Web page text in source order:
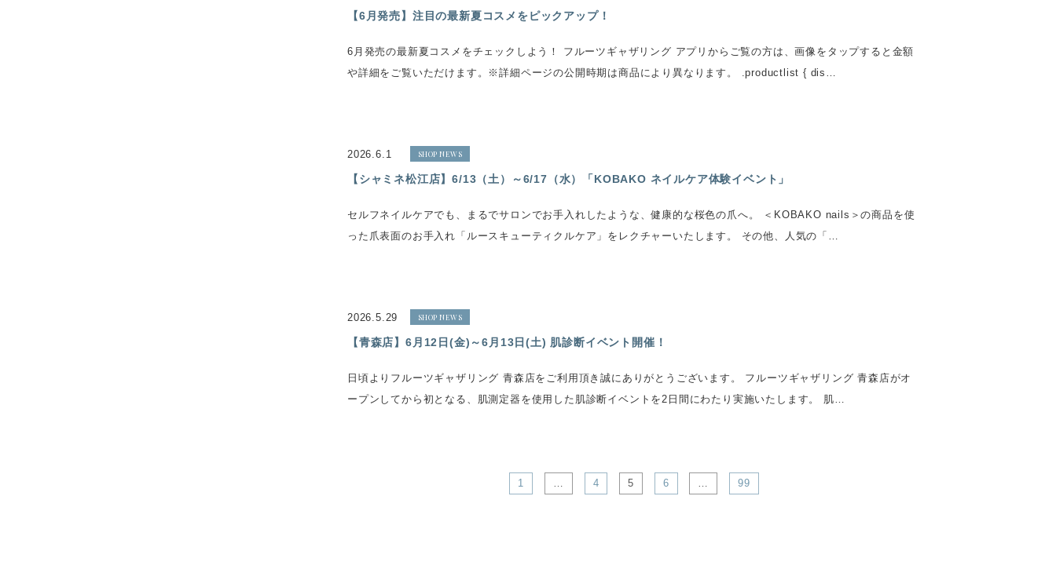
【6月発売】注目の最新夏コスメをピックアップ！
6月発売の最新夏コスメをチェックしよう！ フルーツギャザリング アプリからご覧の方は、画像をタップすると金額
や詳細をご覧いただけます。※詳細ページの公開時期は商品により異なります。 .productlist { dis…
2026.6.1 SHOP NEWS
【シャミネ松江店】6/13（土）～6/17（水）「KOBAKO ネイルケア体験イベント」
セルフネイルケアでも、まるでサロンでお手入れしたような、健康的な桜色の爪へ。 ＜KOBAKO nails＞の商品を使
った爪表面のお手入れ「ルースキューティクルケア」をレクチャーいたします。 その他、人気の「…
2026.5.29 SHOP NEWS
【青森店】6月12日(金)～6月13日(土) 肌診断イベント開催！
日頃よりフルーツギャザリング 青森店をご利用頂き誠にありがとうございます。 フルーツギャザリング 青森店がオ
ープンしてから初となる、肌測定器を使用した肌診断イベントを2日間にわたり実施いたします。 肌…
1 … 4 5 6 … 99